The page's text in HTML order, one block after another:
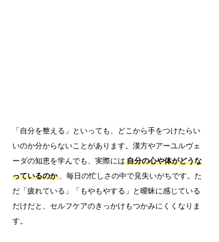
「自分を整える」といっても、どこから手をつけたらい
いのか分からないことがあります。漢方やアーユルヴェ
ーダの知恵を学んでも、実際には 自分の心や体がどうな
っているのか
、毎日の忙しさの中で見失いがちです。た
だ「疲れている」「もやもやする」と曖昧に感じている
だけだと、セルフケアのきっかけもつかみにくくなりま
す。